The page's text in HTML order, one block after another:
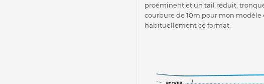
proéminent et un tail réduit,
courbure de 10m pour mon modèle
habituellement ce format.